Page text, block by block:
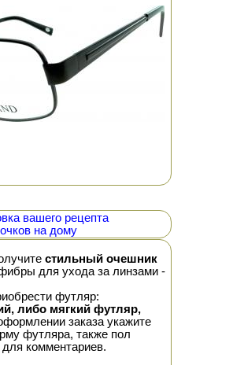
вашего рецепта
на дому
стильный очешник
для ухода за линзами -
футляр:
либо мягкий футляр,
заказа укажите
футляра, также пол
комментариев.